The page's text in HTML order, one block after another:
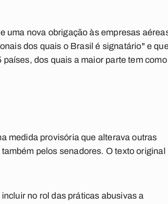
uma nova obrigação às empresas
dos quais o Brasil é signatário" e que
dos quais a maior parte tem como
medida provisória que alterava outras
pelos senadores. O texto original
no rol das práticas abusivas a